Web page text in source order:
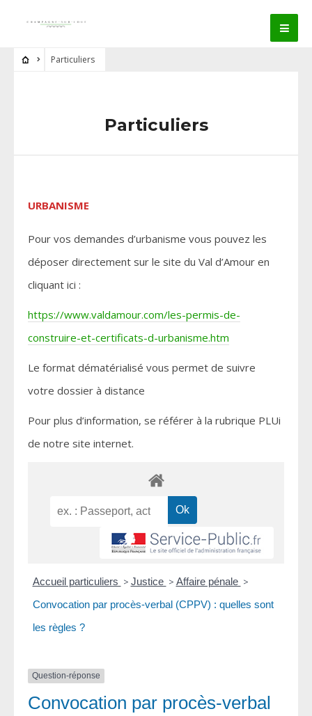
Particuliers
Particuliers
URBANISME
Pour vos demandes d’urbanisme vous pouvez les
déposer directement sur le site du Val d’Amour en
cliquant ici :
https://www.valdamour.com/les-permis-de-
construire-et-certificats-d-urbanisme.htm
Le format dématérialisé vous permet de suivre
votre dossier à distance
Pour plus d’information, se référer à la rubrique PLUi
de notre site internet.
Accueil particuliers > Justice > Affaire pénale >
Convocation par procès-verbal (CPPV) : quelles sont
les règles ?
Question-réponse
Convocation par procès-verbal